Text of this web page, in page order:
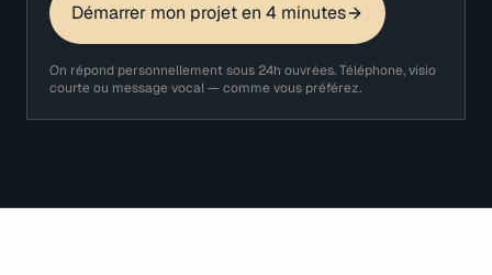
Démarrer mon projet en 4 minutes
On répond personnellement sous 24h ouvrées. Téléphone, visio
courte ou message vocal — comme vous préférez.